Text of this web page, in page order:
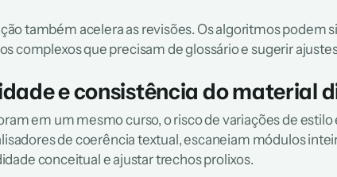
também acelera as revisões. Os algoritmos podem
complexos que precisam de glossário e sugerir
e consistência do material
em um mesmo curso, o risco de variações de
de coerência textual, escaneiam módulos
conceitual e ajustar trechos prolixos.